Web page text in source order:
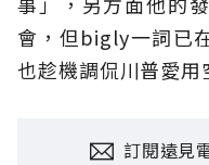
會，但bigly一詞已
也趁機調侃川普愛用
訂閱遠見